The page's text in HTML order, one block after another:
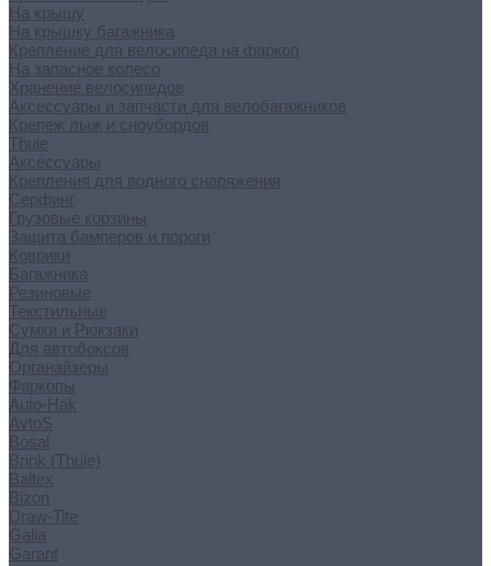
На крышу
На крышку багажника
Крепление для велосипеда на фаркоп
На запасное колесо
Хранение велосипедов
Аксессуары и запчасти для велобагажников
Крепеж лыж и сноубордов
Thule
Аксессуары
Крепления для водного снаряжения
Серфинг
Грузовые корзины
Защита бамперов и пороги
Коврики
Багажника
Резиновые
Текстильные
Сумки и Рюкзаки
Для автобоксов
Органайзеры
Фаркопы
Auto-Hak
AvtoS
Bosal
Brink (Thule)
Baltex
Bizon
Draw-Tite
Galia
Garant